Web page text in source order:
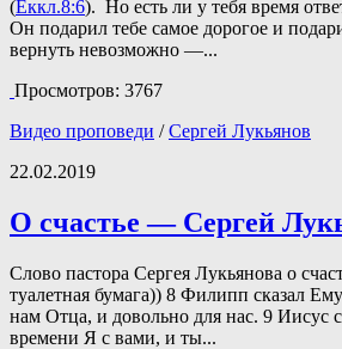
(Еккл.8:6). Но есть ли у тебя время
Он подарил тебе самое дорогое и
вернуть невозможно —...
Просмотров: 3767
Видео проповеди /Сергей Лукьянов
22.02.2019
О счастье — Сергей
Слово пастора Сергея Лукьянова о
туалетная бумага)) 8 Филипп сказал
нам Отца, и довольно для нас. 9 Иисус
времени Я с вами, и ты...